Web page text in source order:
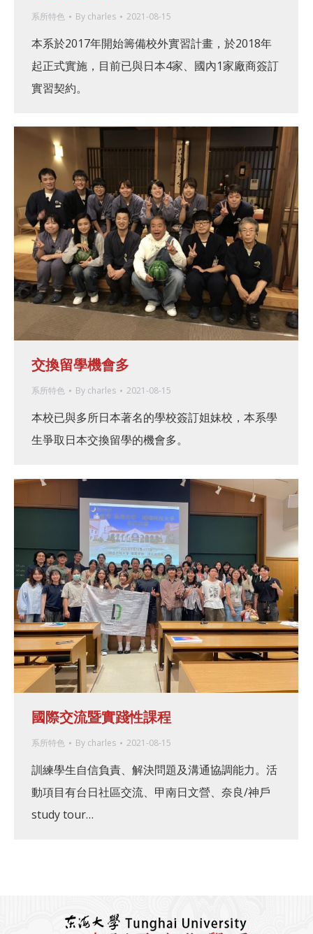
系所特色 By charles 2021-08-15
本系於2017年開始籌備校外實習計畫，於2018年
起正式實施，目前已與日本4家、國內1家廠商簽訂
實習契約。
交換留學機會多
系所特色 By charles 2021-08-15
本校已與多所日本著名的學校簽訂姐妹校，本系學
生爭取日本交換留學的機會多。
國際交流暨實踐性課程
系所特色 By charles 2021-08-15
訓練學生自信負責、解決問題及溝通協調能力。活
動項目有台日社區交流、甲南日文營、奈良/神戶
study tour…